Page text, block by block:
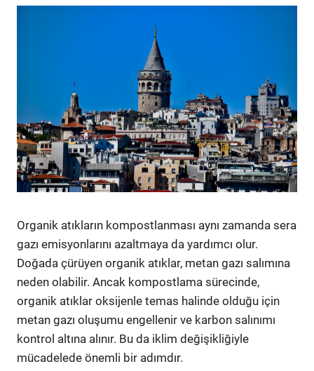
Organik atıkların kompostlanması aynı zamanda sera
gazı emisyonlarını azaltmaya da yardımcı olur.
Doğada çürüyen organik atıklar, metan gazı salımına
neden olabilir. Ancak kompostlama sürecinde,
organik atıklar oksijenle temas halinde olduğu için
metan gazı oluşumu engellenir ve karbon salınımı
kontrol altına alınır. Bu da iklim değişikliğiyle
mücadelede önemli bir adımdır.